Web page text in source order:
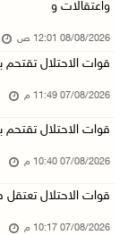
الرئاسة ترحب
07/آب/2026 06:17 م
(محدث) نابلس:
07/آب/2026 06:04 م
الرئاسة ترحب
واعتقالات و
08/08/2026 12:01 ص
قوات الاحتلال
07/08/2026 11:49 م
قوات الاحتلال
07/08/2026 10:40 م
قوات الاحتلال
07/08/2026 10:17 م